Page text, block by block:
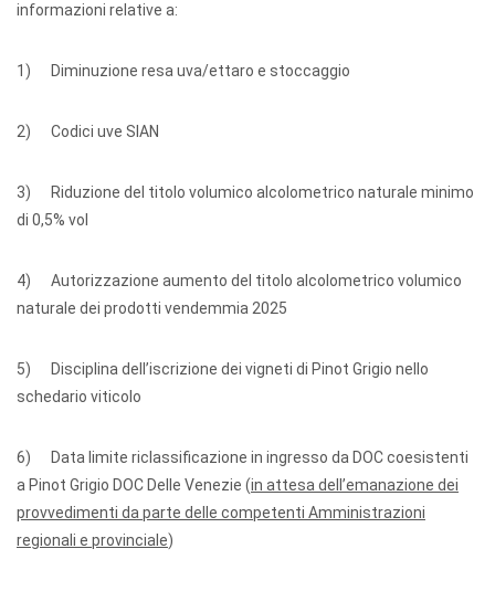
informazioni relative a:
1) Diminuzione resa uva/ettaro e stoccaggio
2) Codici uve SIAN
3) Riduzione del titolo volumico alcolometrico naturale minimo
di 0,5% vol
4) Autorizzazione aumento del titolo alcolometrico volumico
naturale dei prodotti vendemmia 2025
5) Disciplina dell’iscrizione dei vigneti di Pinot Grigio nello
schedario viticolo
6) Data limite riclassificazione in ingresso da DOC coesistenti
a Pinot Grigio DOC Delle Venezie (in attesa dell’emanazione dei
provvedimenti da parte delle competenti Amministrazioni
regionali e provinciale)